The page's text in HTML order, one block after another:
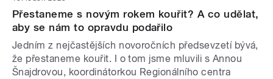
Přestaneme s novým rokem kouřit? A co udělat,
aby se nám to opravdu podařilo
Jedním z nejčastějších novoročních předsevzetí bývá,
že přestaneme kouřit. I o tom jsme mluvili s Annou
Šnajdrovou, koordinátorkou Regionálního centra